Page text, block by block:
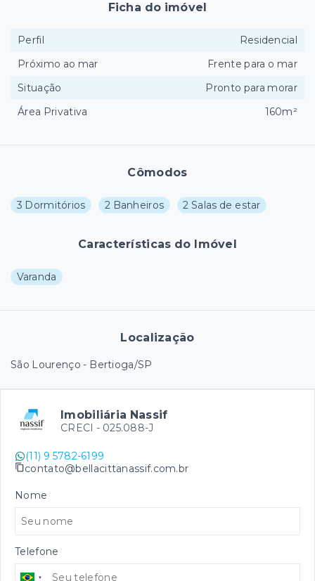
Cômodos
3 Dormitórios 2 Banheiros 2 Salas de estar
Características do Imóvel
Varanda
Localização
São Lourenço - Bertioga/SP
Ficha do imóvel
Perfil
Residencial
Próximo ao mar
Frente para o mar
Situação
Pronto para morar
Área Privativa
160m²
Imobiliária Nassif
CRECI - 025.088-J
(11) 9 5782-6199
contato@bellacittanassif.com.br
Nome
Telefone